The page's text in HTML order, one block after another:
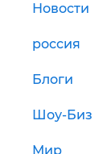
Новости
россия
Блоги
Шоу-Биз
Мир